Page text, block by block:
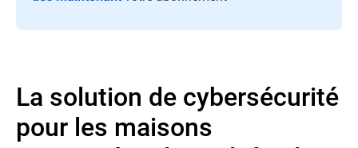
La solution de cybersécurité
pour les maisons